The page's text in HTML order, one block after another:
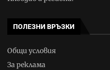
ПОЛЕЗНИ ВРЪЗКИ
Общи условия
За реклама